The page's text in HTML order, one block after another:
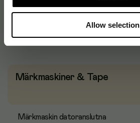
Allow selection
Tillbehör
Märkmaskiner & Tape
Märkmaskin datoranslutna